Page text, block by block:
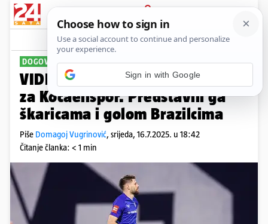
PRIJAVA
Sport Komentari
DOGOVORIO SE S TURCIMA
VIDEO Bruno Petković potpisao
za Kocaelispor. Predstavili ga
škaricama i golom Brazilcima
Piše Domagoj Vugrinović, srijeda, 16.7.2025. u 18:42
Čitanje članka: < 1 min
Sign in with Google